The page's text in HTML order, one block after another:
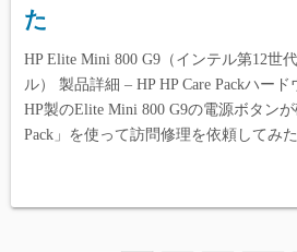
た
HP Elite Mini 800 G9（インテル第12世
ル） 製品詳細 – HP HP Care Packハー
HP製のElite Mini 800 G9の電源ボタン
Pack」を使って訪問修理を依頼してみ